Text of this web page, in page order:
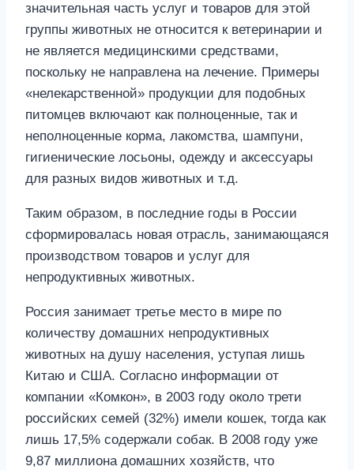
значительная часть услуг и товаров для этой
группы животных не относится к ветеринарии и
не является медицинскими средствами,
поскольку не направлена на лечение. Примеры
«нелекарственной» продукции для подобных
питомцев включают как полноценные, так и
неполноценные корма, лакомства, шампуни,
гигиенические лосьоны, одежду и аксессуары
для разных видов животных и т.д.
Таким образом, в последние годы в России
сформировалась новая отрасль, занимающаяся
производством товаров и услуг для
непродуктивных животных.
Россия занимает третье место в мире по
количеству домашних непродуктивных
животных на душу населения, уступая лишь
Китаю и США. Согласно информации от
компании «Комкон», в 2003 году около трети
российских семей (32%) имели кошек, тогда как
лишь 17,5% содержали собак. В 2008 году уже
9,87 миллиона домашних хозяйств, что